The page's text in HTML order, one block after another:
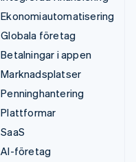
Ekonomiautomatisering
Globala företag
Betalningar i appen
Marknadsplatser
Penninghantering
Plattformar
SaaS
AI-företag